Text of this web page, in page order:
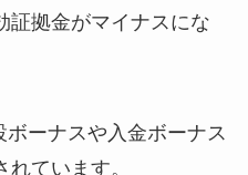
証拠金がマイナスにな
ーナスや入金ボーナス
ています。